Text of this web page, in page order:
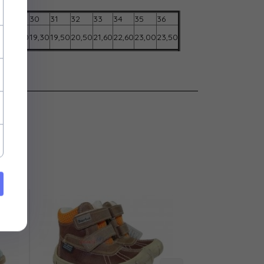
30 31 32 33 34 35
36
18,5019,3019,5020,5021,6022,6023,0023,50